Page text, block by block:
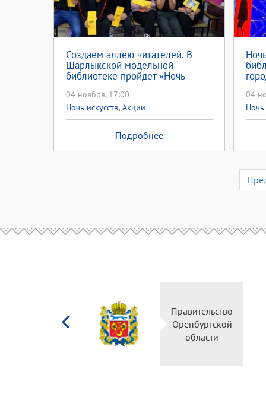
Создаем аллею читателей. В
Шарлыкской модельной
библиотеке пройдет «Ночь
04 ноября, 17:00
Ночь искусств, Акции
Подробнее
04
Ночь
Правительство
Оренбургской
области